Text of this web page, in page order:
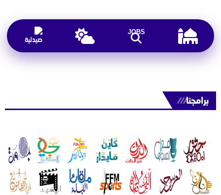
JOBS
برامجنا///